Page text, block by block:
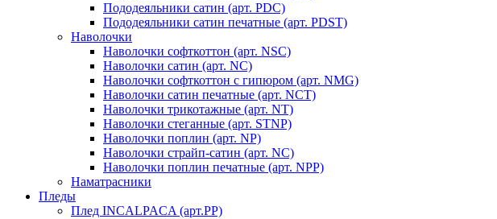
Пододеяльники сатин (арт. PDC)
Пододеяльники сатин печатные (арт. PDST)
Наволочки
Наволочки софткоттон (арт. NSC)
Наволочки сатин (арт. NC)
Наволочки софткоттон с гипюром (арт. NMG)
Наволочки сатин печатные (арт. NCT)
Наволочки трикотажные (арт. NT)
Наволочки стеганные (арт. STNP)
Наволочки поплин (арт. NP)
Наволочки страйп-сатин (арт. NC)
Наволочки поплин печатные (арт. NPP)
Наматрасники
Пледы
Плед INCALPACA (арт.PP)